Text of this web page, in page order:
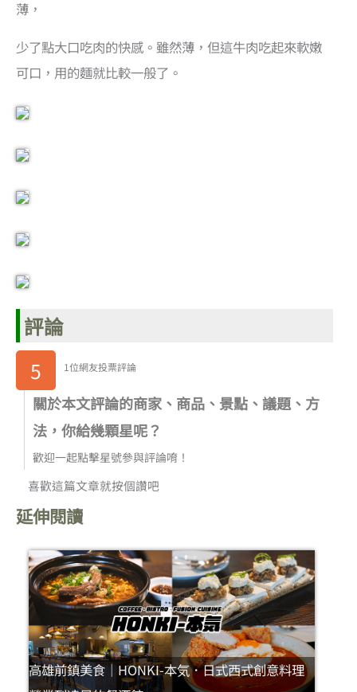
薄，
少了點大口吃肉的快感。雖然薄，但這牛肉吃起來軟嫩
可口，用的麵就比較一般了。
評論
5
1位網友投票評論
關於本文評論的商家、商品、景點、議題、方
法，你給幾顆星呢？
歡迎一起點擊星號參與評論唷！
喜歡這篇文章就按個讚吧
延伸閱讀
高雄前鎮美食｜HONKI-本気．日式西式創意料理